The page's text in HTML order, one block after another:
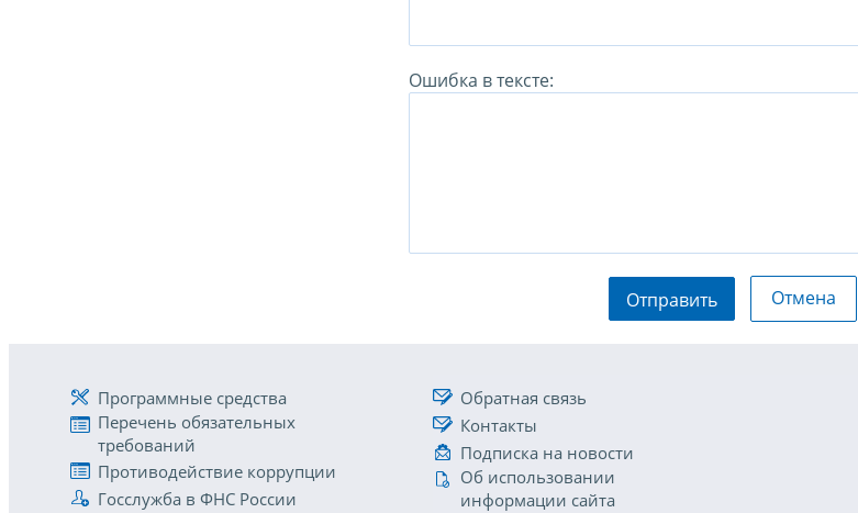
Ошибка в тексте:
Отправить Отмена
Программные средства
Перечень обязательных
требований
Противодействие коррупции
Госслужба в ФНС России
Обратная связь
Контакты
Подписка на новости
Об использовании
информации сайта